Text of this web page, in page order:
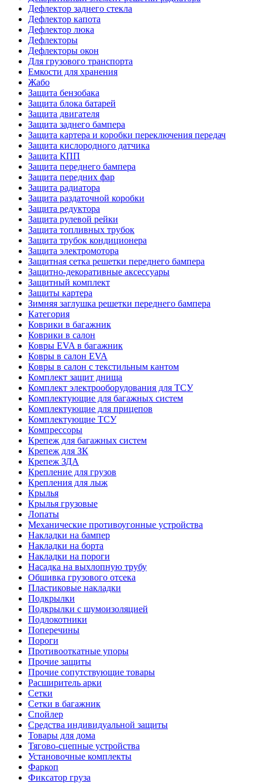
Дефлектор заднего стекла
Дефлектор капота
Дефлектор люка
Дефлекторы
Дефлекторы окон
Для грузового транспорта
Емкости для хранения
Жабо
Защита бензобака
Защита блока батарей
Защита двигателя
Защита заднего бампера
Защита картера и коробки переключения передач
Защита кислородного датчика
Защита КПП
Защита переднего бампера
Защита передних фар
Защита радиатора
Защита раздаточной коробки
Защита редуктора
Защита рулевой рейки
Защита топливных трубок
Защита трубок кондиционера
Защита электромотора
Защитная сетка решетки переднего бампера
Защитно-декоративные аксессуары
Защитный комплект
Защиты картера
Зимняя заглушка решетки переднего бампера
Категория
Коврики в багажник
Коврики в салон
Ковры EVA в багажник
Ковры в салон EVA
Ковры в салон с текстильным кантом
Комплект защит днища
Комплект электрооборудования для ТСУ
Комплектующие для багажных систем
Комплектующие для прицепов
Комплектующие ТСУ
Компрессоры
Крепеж для багажных систем
Крепеж для ЗК
Крепеж ЗДА
Крепление для грузов
Крепления для лыж
Крылья
Крылья грузовые
Лопаты
Механические противоугонные устройства
Накладки на бампер
Накладки на борта
Накладки на пороги
Насадка на выхлопную трубу
Обшивка грузового отсека
Пластиковые накладки
Подкрылки
Подкрылки с шумоизоляцией
Подлокотники
Поперечины
Пороги
Противооткатные упоры
Прочие защиты
Прочие сопутствующие товары
Расширитель арки
Сетки
Сетки в багажник
Спойлер
Средства индивидуальной защиты
Товары для дома
Тягово-сцепные устройства
Установочные комплекты
Фаркоп
Фиксатор груза